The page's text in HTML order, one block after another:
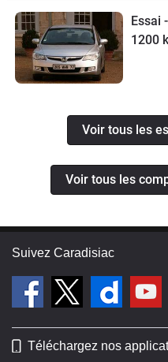
Essai
1200
Voir tous les
Voir tous les
Suivez Caradisiac
Téléchargez nos